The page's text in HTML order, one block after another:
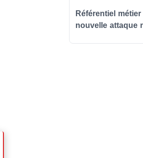
Référentiel
nouvelle attaque